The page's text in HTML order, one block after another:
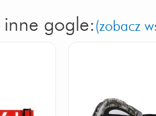
inne gogle: (zobacz